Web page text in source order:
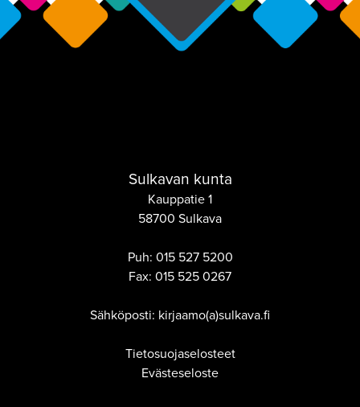
Sulkavan kunta
Kauppatie 1
58700 Sulkava
Puh: 015 527 5200
Fax: 015 525 0267
Sähköposti: kirjaamo(a)sulkava.fi
Tietosuojaselosteet
Evästeseloste